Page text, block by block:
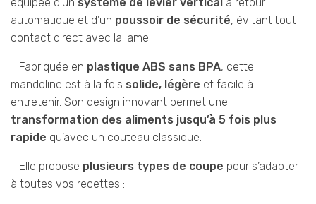
automatique et d’un poussoir de sécurité, évitant tout
contact direct avec la lame.
Fabriquée en plastique ABS sans BPA, cette
mandoline est à la fois solide, légère et facile à
entretenir. Son design innovant permet une
transformation des aliments jusqu’à 5 fois plus
rapide qu’avec un couteau classique.
Elle propose plusieurs types de coupe pour s’adapter
à toutes vos recettes :